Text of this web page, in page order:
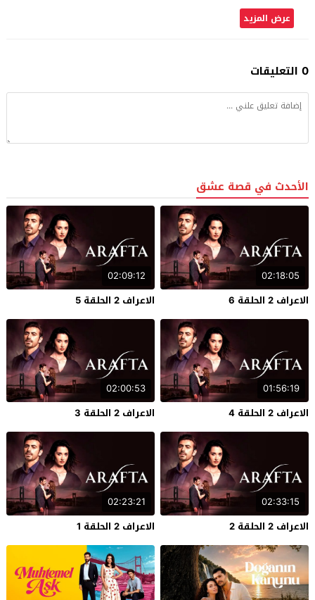
عرض المزيد
0 التعليقات
الأحدث في قصة عشق
02:18:05
الاعراف 2 الحلقة 6
02:09:12
الاعراف 2 الحلقة 5
01:56:19
الاعراف 2 الحلقة 4
02:00:53
الاعراف 2 الحلقة 3
02:33:15
الاعراف 2 الحلقة 2
02:23:21
الاعراف 2 الحلقة 1